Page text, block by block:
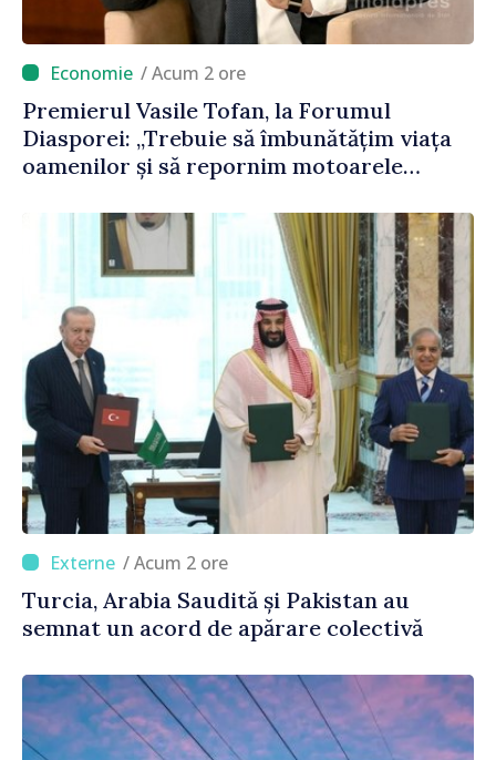
/ Acum 2 ore
Premierul Vasile Tofan, la Forumul
Diasporei: „Trebuie să îmbunătățim viața
oamenilor și să repornim motoarele
/ Acum 2 ore
Turcia, Arabia Saudită și Pakistan au
semnat un acord de apărare colectivă